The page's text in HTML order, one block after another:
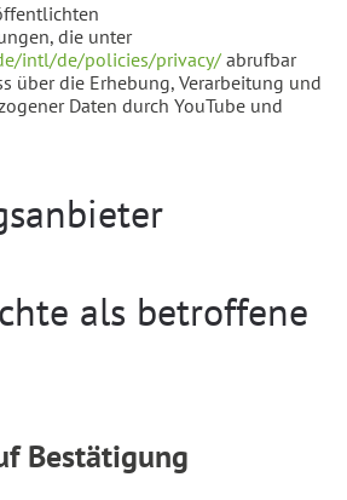
die unter
intl/de/policies/privacy/abrufbar
über die Erhebung, Verarbeitung und
Daten durch YouTube und
als betroffene
Bestätigung